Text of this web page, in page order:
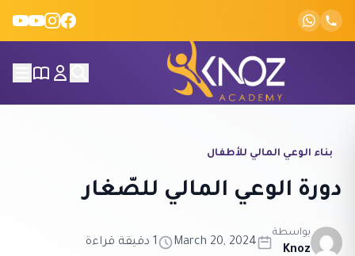
Skip to content
بناء الوعي المالي للأطفال
دورة الوعي المالي للصّغار
بواسطة
Knoz
March 20, 2024 1 دقيقة قراءة